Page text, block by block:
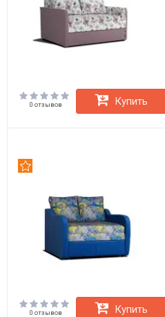
0 отзывов Купить
0 отзывов Купить